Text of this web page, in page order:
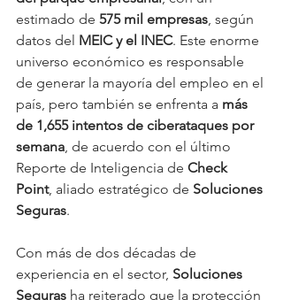
estimado de 575 mil empresas, según
datos del MEIC y el INEC. Este enorme
universo económico es responsable
de generar la mayoría del empleo en el
país, pero también se enfrenta a más
de 1,655 intentos de ciberataques por
semana, de acuerdo con el último
Reporte de Inteligencia de Check
Point, aliado estratégico de Soluciones
Seguras.
Con más de dos décadas de
experiencia en el sector, Soluciones
Seguras ha reiterado que la protección